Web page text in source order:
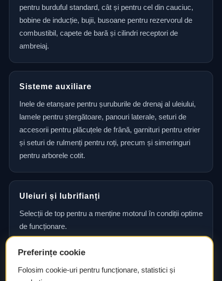
pentru burduful standard, cât și pentru cel din cauciuc,
bobine de inducție, bujii, busoane pentru rezervorul de
combustibil, capete de bară și cilindri receptori de
ambreiaj.
Sisteme auxiliare
Inele de etanșare pentru șuruburile de drenaj al uleiului,
lamele pentru ștergătoare, panouri laterale, seturi de
accesorii pentru plăcuțele de frână, garnituri pentru etrier
și seturi de rulmenți pentru roți, precum și simeringuri
pentru arborele cotit.
Uleiuri și lubrifianți
Selecții de top pentru a menține motorul în condiții optime
de funcționare.
Consultanță și asistență tehnică
Preferințe cookie
Folosim cookie-uri pentru funcționare, statistici și